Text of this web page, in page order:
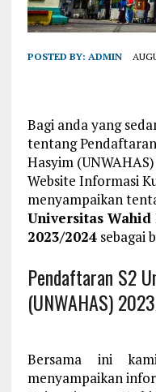
POSTED BY: ADMIN
Bagi anda yang
tentang
Hasyim
Website Informasi
menyampaikan
Universitas Wahid
2023/2024sebagai
Pendaftaran S2
(UNWAHAS)
Bersama ini kami
menyampaikan